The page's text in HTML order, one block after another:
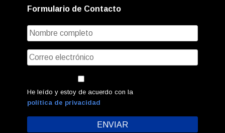
Formulario de Contacto
He leído y estoy de acuerdo con la
política de privacidad